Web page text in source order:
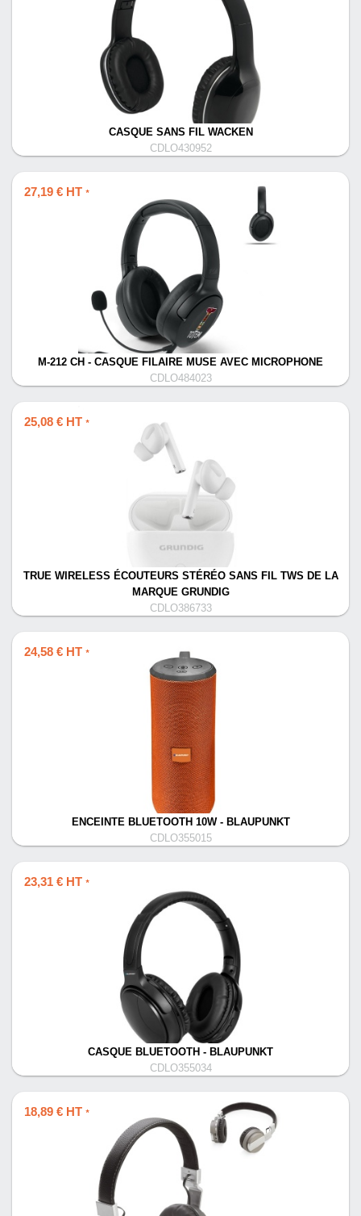
CASQUE SANS FIL WACKEN
CDLO430952
27,19 € HT *
M-212 CH - CASQUE FILAIRE MUSE AVEC MICROPHONE
CDLO484023
25,08 € HT *
TRUE WIRELESS ÉCOUTEURS STÉRÉO SANS FIL TWS DE LA
MARQUE GRUNDIG
CDLO386733
24,58 € HT *
ENCEINTE BLUETOOTH 10W - BLAUPUNKT
CDLO355015
23,31 € HT *
CASQUE BLUETOOTH - BLAUPUNKT
CDLO355034
18,89 € HT *